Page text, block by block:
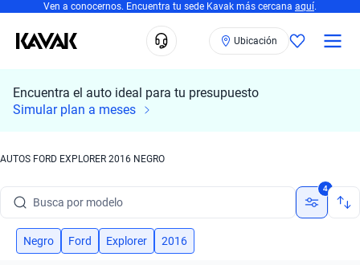
Ven a conocernos. Encuentra tu sede Kavak más cercana aquí.
Ubicación
Encuentra el auto ideal para tu presupuesto
Simular plan a meses
AUTOS FORD EXPLORER 2016 NEGRO
Busca por modelo
Busca por versión
4
Negro Ford Explorer 2016